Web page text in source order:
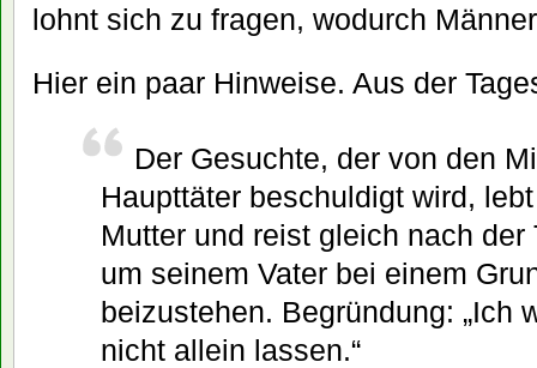
lohnt sich zu fragen, wodurch
Hier ein paar Hinweise. Aus der
Der Gesuchte, der von den
Haupttäter beschuldigt wird,
Mutter und reist gleich nach der
um seinem Vater bei einem
beizustehen. Begründung: „Ich
nicht allein lassen.“